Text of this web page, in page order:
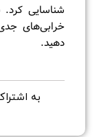
شناسایی کرد.
خرابی‌های
دهید.
به